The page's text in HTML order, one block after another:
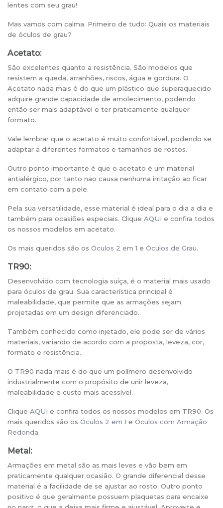
lentes com seu grau!
Mas vamos com calma. Primeiro de tudo: Quais os materiais
de óculos de grau?
Acetato:
São excelentes quanto a resistência. São modelos que
resistem a queda, arranhões, riscos, água e gordura. O
Acetato nada mais é do que um plástico que superaquecido
adquire grande capacidade de amolecimento, podendo
então ser mais adaptável e ter praticamente qualquer
formato.
Vale lembrar que o acetato é muito confortável, podendo se
adaptar a diferentes formatos e tamanhos de rostos.
Outro ponto importante é que o acetato é um material
antialérgico, por tanto nao causa nenhuma irritação ao ficar
em contato com a pele.
Pela sua versatilidade, esse material é ideal para o dia a dia e
também para ocasiões especiais. Clique AQUI e confira todos
os nossos modelos em acetato.
Os mais queridos são os Óculos 2 em 1 e Óculos de Grau.
TR90:
Desenvolvido com tecnologia suíça, é o material mais usado
para óculos de grau. Sua característica principal é
maleabilidade, que permite que as armações sejam
projetadas em um design diferenciado.
Também conhecido como injetado, ele pode ser de vários
materiais, variando de acordo com a proposta, leveza, cor,
formato e resistência.
O TR90 nada mais é do que um polímero desenvolvido
industrialmente com o propósito de unir leveza,
maleabilidade e custo mais acessível.
Clique AQUI e confira todos os nossos modelos em TR90. Os
mais queridos são os Óculos 2 em 1 e Óculos com Armação
Redonda.
Metal:
Armações em metal são as mais leves e vão bem em
praticamente qualquer ocasião. O grande diferencial desse
material é a facilidade de se ajustar ao rosto. Outro ponto
positivo é que geralmente possuem plaquetas para encaixe